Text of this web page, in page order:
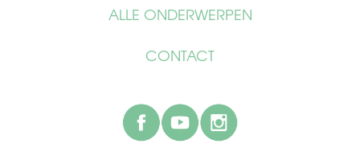
ALLE ONDERWERPEN
CONTACT
facebook